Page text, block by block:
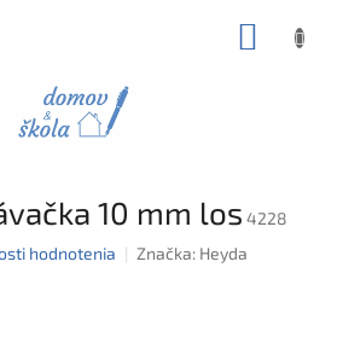
10 mm los 4228
hodnotenia Značka: Heyda